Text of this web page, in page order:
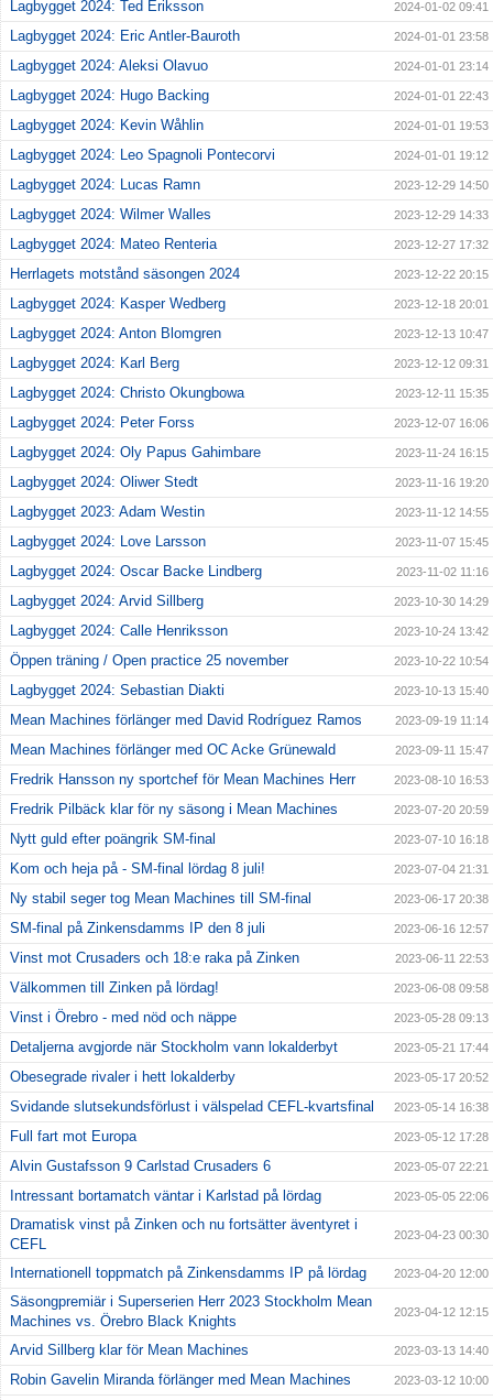
Lagbygget 2024: Ted Eriksson 2024-01-02 09:41
Lagbygget 2024: Eric Antler-Bauroth 2024-01-01 23:58
Lagbygget 2024: Aleksi Olavuo 2024-01-01 23:14
Lagbygget 2024: Hugo Backing 2024-01-01 22:43
Lagbygget 2024: Kevin Wåhlin 2024-01-01 19:53
Lagbygget 2024: Leo Spagnoli Pontecorvi 2024-01-01 19:12
Lagbygget 2024: Lucas Ramn 2023-12-29 14:50
Lagbygget 2024: Wilmer Walles 2023-12-29 14:33
Lagbygget 2024: Mateo Renteria 2023-12-27 17:32
Herrlagets motstånd säsongen 2024 2023-12-22 20:15
Lagbygget 2024: Kasper Wedberg 2023-12-18 20:01
Lagbygget 2024: Anton Blomgren 2023-12-13 10:47
Lagbygget 2024: Karl Berg 2023-12-12 09:31
Lagbygget 2024: Christo Okungbowa 2023-12-11 15:35
Lagbygget 2024: Peter Forss 2023-12-07 16:06
Lagbygget 2024: Oly Papus Gahimbare 2023-11-24 16:15
Lagbygget 2024: Oliwer Stedt 2023-11-16 19:20
Lagbygget 2023: Adam Westin 2023-11-12 14:55
Lagbygget 2024: Love Larsson 2023-11-07 15:45
Lagbygget 2024: Oscar Backe Lindberg 2023-11-02 11:16
Lagbygget 2024: Arvid Sillberg 2023-10-30 14:29
Lagbygget 2024: Calle Henriksson 2023-10-24 13:42
Öppen träning / Open practice 25 november 2023-10-22 10:54
Lagbygget 2024: Sebastian Diakti 2023-10-13 15:40
Mean Machines förlänger med David Rodríguez Ramos 2023-09-19 11:14
Mean Machines förlänger med OC Acke Grünewald 2023-09-11 15:47
Fredrik Hansson ny sportchef för Mean Machines Herr 2023-08-10 16:53
Fredrik Pilbäck klar för ny säsong i Mean Machines 2023-07-20 20:59
Nytt guld efter poängrik SM-final 2023-07-10 16:18
Kom och heja på - SM-final lördag 8 juli! 2023-07-04 21:31
Ny stabil seger tog Mean Machines till SM-final 2023-06-17 20:38
SM-final på Zinkensdamms IP den 8 juli 2023-06-16 12:57
Vinst mot Crusaders och 18:e raka på Zinken 2023-06-11 22:53
Välkommen till Zinken på lördag! 2023-06-08 09:58
Vinst i Örebro - med nöd och näppe 2023-05-28 09:13
Detaljerna avgjorde när Stockholm vann lokalderbyt 2023-05-21 17:44
Obesegrade rivaler i hett lokalderby 2023-05-17 20:52
Svidande slutsekundsförlust i välspelad CEFL-kvartsfinal 2023-05-14 16:38
Full fart mot Europa 2023-05-12 17:28
Alvin Gustafsson 9 Carlstad Crusaders 6 2023-05-07 22:21
Intressant bortamatch väntar i Karlstad på lördag 2023-05-05 22:06
Dramatisk vinst på Zinken och nu fortsätter äventyret i
CEFL
2023-04-23 00:30
Internationell toppmatch på Zinkensdamms IP på lördag 2023-04-20 12:00
Säsongpremiär i Superserien Herr 2023 Stockholm Mean
Machines vs. Örebro Black Knights
2023-04-12 12:15
Arvid Sillberg klar för Mean Machines 2023-03-13 14:40
Robin Gavelin Miranda förlänger med Mean Machines 2023-03-12 10:00